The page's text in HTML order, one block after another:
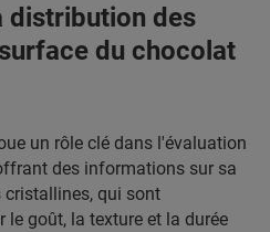
distribution des
du chocolat
un rôle clé dans l'évaluation
des informations sur sa
qui sont
goût, la texture et la durée